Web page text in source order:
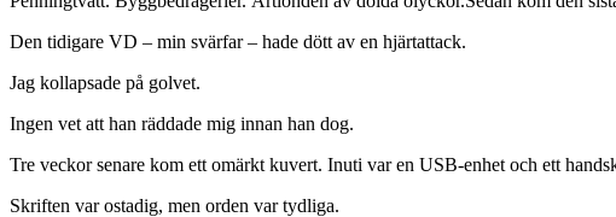
Den tidigare VD – min svärfar – hade dött av en hjärtattack.
Jag kollapsade på golvet.
Ingen vet att han räddade mig innan han dog.
Tre veckor senare kom ett omärkt kuvert. Inuti var en USB-enhet och ett
Skriften var ostadig, men orden var tydliga.